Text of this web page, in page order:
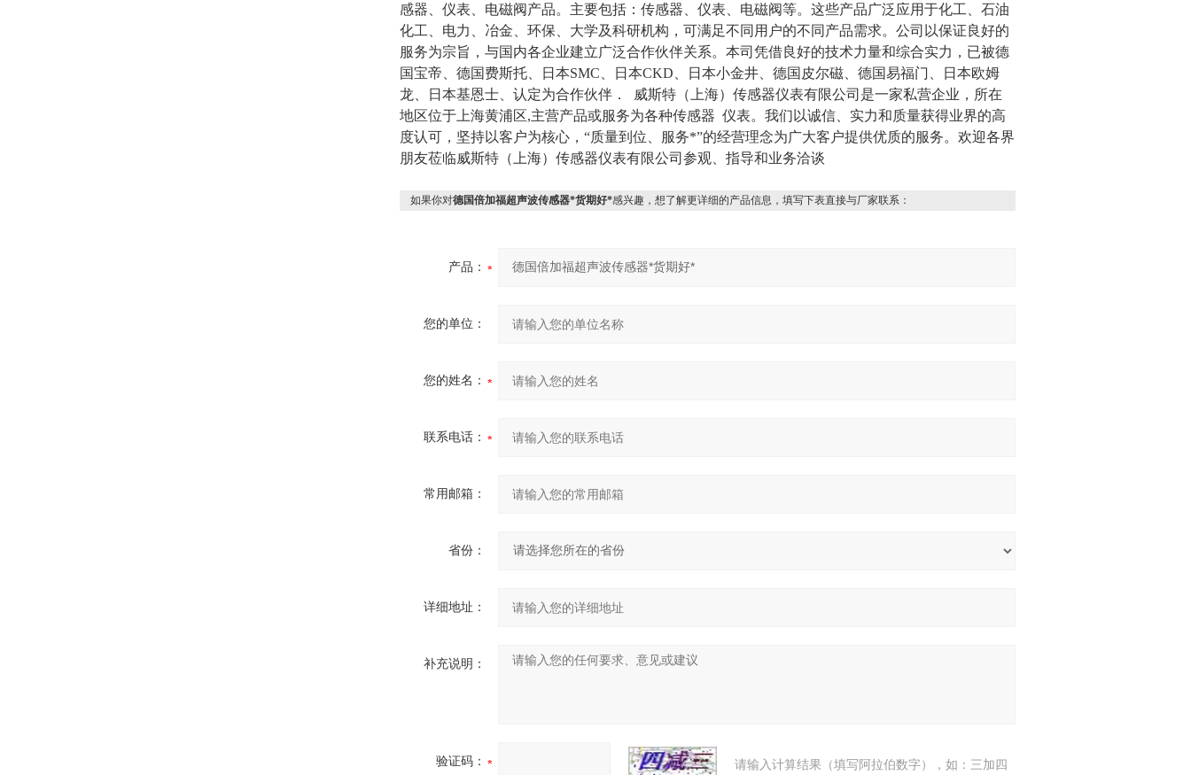
感器、仪表、电磁阀产品。主要包括：传感器、仪表、电磁阀等。这些产品广泛应用于化工、石油
化工、电力、冶金、环保、大学及科研机构，可满足不同用户的不同产品需求。公司以保证良好的
服务为宗旨，与国内各企业建立广泛合作伙伴关系。本司凭借良好的技术力量和综合实力，已被德
国宝帝、德国费斯托、日本SMC、日本CKD、日本小金井、德国皮尔磁、德国易福门、日本欧姆
龙、日本基恩士、认定为合作伙伴． 威斯特（上海）传感器仪表有限公司是一家私营企业，所在
地区位于上海黄浦区,主营产品或服务为各种传感器 仪表。我们以诚信、实力和质量获得业界的高
度认可，坚持以客户为核心，“质量到位、服务*”的经营理念为广大客户提供优质的服务。欢迎各界
朋友莅临威斯特（上海）传感器仪表有限公司参观、指导和业务洽谈
如果你对德国倍加福超声波传感器*货期好*感兴趣，想了解更详细的产品信息，填写下表直接与厂家联系：
产品：
您的单位：
您的姓名：
联系电话：
常用邮箱：
省份：
详细地址：
补充说明：
验证码： 请输入计算结果（填写阿拉伯数字），如：三加四